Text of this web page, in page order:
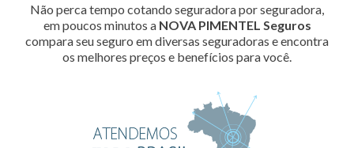
Não perca tempo cotando seguradora por seguradora,
em poucos minutos a NOVA PIMENTEL Seguros
compara seu seguro em diversas seguradoras e encontra
os melhores preços e benefícios para você.